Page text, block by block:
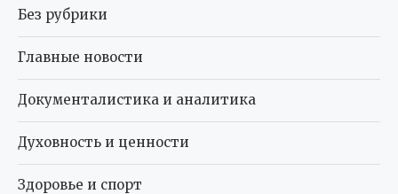
Без рубрики
Главные новости
Документалистика и аналитика
Духовность и ценности
Здоровье и спорт